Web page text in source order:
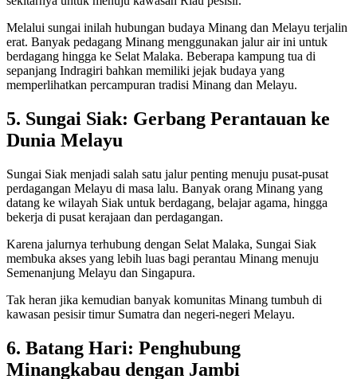
Melalui sungai inilah hubungan budaya Minang dan Melayu terjalin
erat. Banyak pedagang Minang menggunakan jalur air ini untuk
berdagang hingga ke Selat Malaka. Beberapa kampung tua di
sepanjang Indragiri bahkan memiliki jejak budaya yang
memperlihatkan percampuran tradisi Minang dan Melayu.
5. Sungai Siak: Gerbang Perantauan ke
Dunia Melayu
Sungai Siak menjadi salah satu jalur penting menuju pusat-pusat
perdagangan Melayu di masa lalu. Banyak orang Minang yang
datang ke wilayah Siak untuk berdagang, belajar agama, hingga
bekerja di pusat kerajaan dan perdagangan.
Karena jalurnya terhubung dengan Selat Malaka, Sungai Siak
membuka akses yang lebih luas bagi perantau Minang menuju
Semenanjung Melayu dan Singapura.
Tak heran jika kemudian banyak komunitas Minang tumbuh di
kawasan pesisir timur Sumatra dan negeri-negeri Melayu.
6. Batang Hari: Penghubung
Minangkabau dengan Jambi